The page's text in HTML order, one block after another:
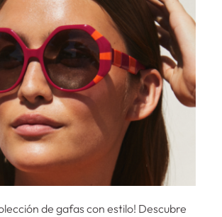
de gafas con estilo! Descubre